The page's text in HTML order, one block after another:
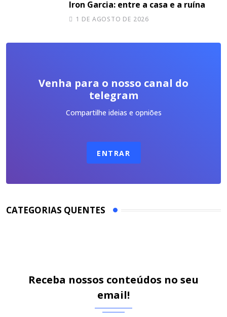
Iron Garcia: entre a casa e a ruína
1 DE AGOSTO DE 2026
Venha para o nosso canal do
telegram
Compartilhe ideias e opniões
ENTRAR
CATEGORIAS QUENTES
Receba nossos conteúdos no seu
email!